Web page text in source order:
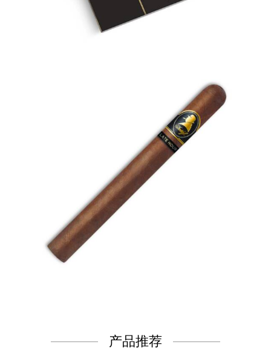
产品推荐